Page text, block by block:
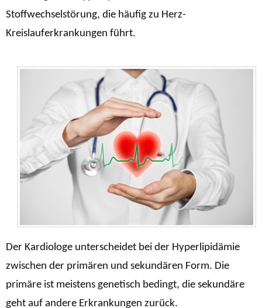
Stoffwechselstörung, die häufig zu Herz-
Kreislauferkrankungen führt.
Der Kardiologe unterscheidet bei der Hyperlipidämie
zwischen der primären und sekundären Form. Die
primäre ist meistens genetisch bedingt, die sekundäre
geht auf andere Erkrankungen zurück.